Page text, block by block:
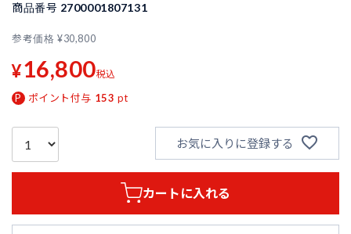
商品番号 2700001807131
参考価格 ¥30,800
¥16,800税込
ポイント付与 153 pt
お気に入りに登録する
カートに入れる